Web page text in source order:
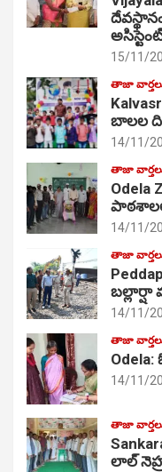
15/11/
తాజా
బాలల
14/11/
తాజా
Odela
14/11/
తాజా
బల్లార్షా
14/11/
తాజా
14/11/
తాజా
లాల్